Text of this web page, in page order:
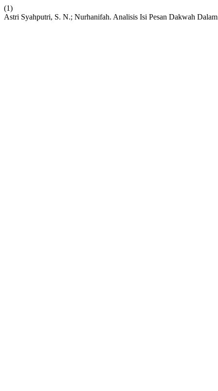
(1)
Astri Syahputri, S. N.; Nurhanifah. Analisis Isi Pesan Dakwah